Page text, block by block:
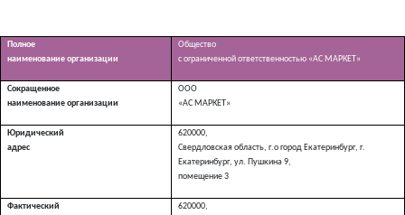
Полное
наименование организации
Общество
с ограниченной ответственностью «АС МАРКЕТ»
Сокращенное
наименование организации
ООО
«АС МАРКЕТ»
Юридический
адрес
620000,
Свердловская область, г.о город Екатеринбург, г.
Екатеринбург, ул. Пушкина 9,
помещение 3
Фактический
620000,